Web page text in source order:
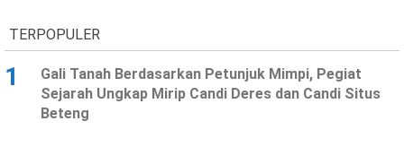
TERPOPULER
1
Gali Tanah Berdasarkan Petunjuk Mimpi, Pegiat
Sejarah Ungkap Mirip Candi Deres dan Candi Situs
Beteng